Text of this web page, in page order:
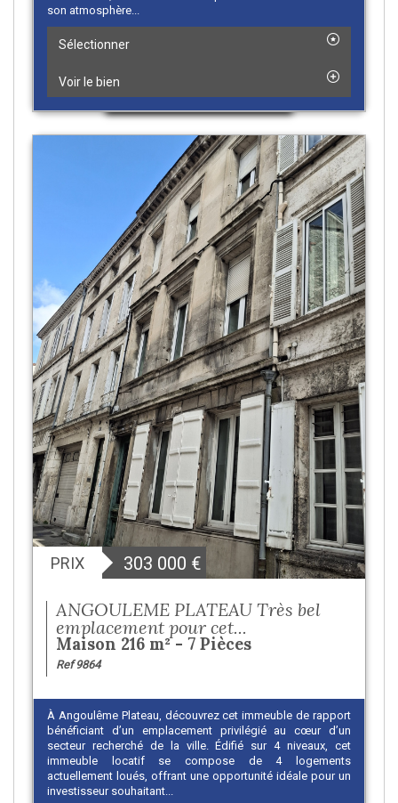
son atmosphère...
Sélectionner
Voir le bien
PRIX 303 000 €
ANGOULEME PLATEAU Très bel
emplacement pour cet...
Maison 216 m² - 7 Pièces
Ref 9864
À Angoulême Plateau, découvrez cet immeuble de rapport
bénéficiant d’un emplacement privilégié au cœur d’un
secteur recherché de la ville. Édifié sur 4 niveaux, cet
immeuble locatif se compose de 4 logements
actuellement loués, offrant une opportunité idéale pour un
investisseur souhaitant...